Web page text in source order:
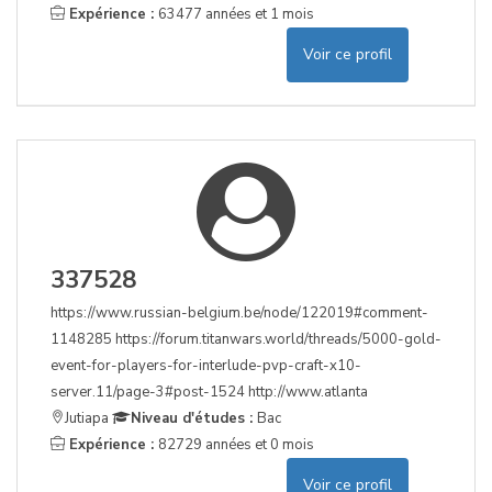
Expérience : 63477 années et 1 mois
Voir ce profil
337528
https://www.russian-belgium.be/node/122019#comment-
1148285 https://forum.titanwars.world/threads/5000-gold-
event-for-players-for-interlude-pvp-craft-x10-
server.11/page-3#post-1524 http://www.atlanta
Jutiapa
Niveau d'études : Bac
Expérience : 82729 années et 0 mois
Voir ce profil